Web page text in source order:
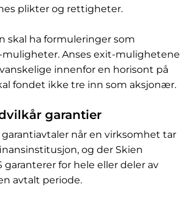
plikter og rettigheter.
skal ha formuleringer som
Anses exit-mulighetene
innenfor en horisont på
fondet ikke tre inn som aksjonær.
garantier
når en virksomhet tar
og der Skien
for hele eller deler av
avtalt periode.